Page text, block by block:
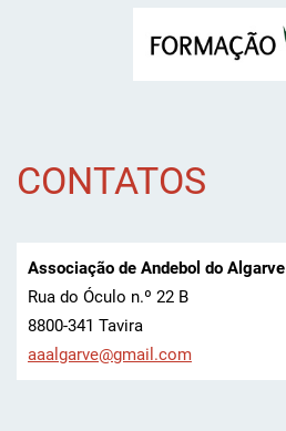
CONTATOS
Associação de Andebol do Algarve
Rua do Óculo n.º 22 B
8800-341 Tavira
aaalgarve@gmail.com